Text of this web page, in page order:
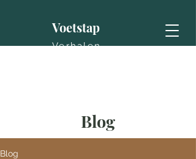
Voetstap
Verhalen
Blog
Blog